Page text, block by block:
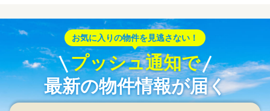
お気に入りの物件を見逃さない！
プッシュ通知で
最新の物件情報が届く